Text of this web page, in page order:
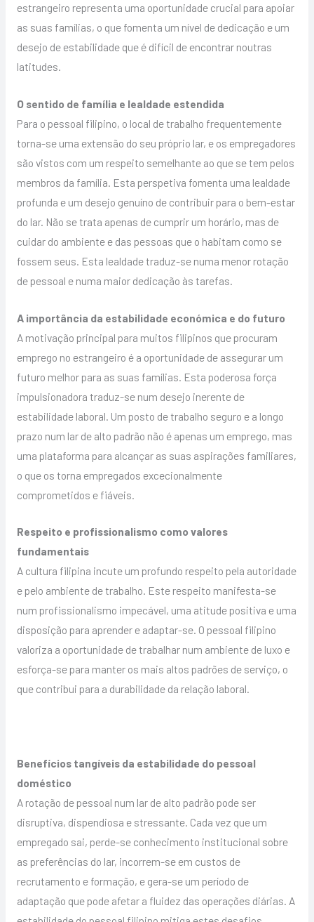
estrangeiro representa uma oportunidade crucial para apoiar
as suas famílias, o que fomenta um nível de dedicação e um
desejo de estabilidade que é difícil de encontrar noutras
latitudes.
O sentido de família e lealdade estendida
Para o pessoal filipino, o local de trabalho frequentemente
torna-se uma extensão do seu próprio lar, e os empregadores
são vistos com um respeito semelhante ao que se tem pelos
membros da família. Esta perspetiva fomenta uma lealdade
profunda e um desejo genuíno de contribuir para o bem-estar
do lar. Não se trata apenas de cumprir um horário, mas de
cuidar do ambiente e das pessoas que o habitam como se
fossem seus. Esta lealdade traduz-se numa menor rotação
de pessoal e numa maior dedicação às tarefas.
A importância da estabilidade económica e do futuro
A motivação principal para muitos filipinos que procuram
emprego no estrangeiro é a oportunidade de assegurar um
futuro melhor para as suas famílias. Esta poderosa força
impulsionadora traduz-se num desejo inerente de
estabilidade laboral. Um posto de trabalho seguro e a longo
prazo num lar de alto padrão não é apenas um emprego, mas
uma plataforma para alcançar as suas aspirações familiares,
o que os torna empregados excecionalmente
comprometidos e fiáveis.
Respeito e profissionalismo como valores
fundamentais
A cultura filipina incute um profundo respeito pela autoridade
e pelo ambiente de trabalho. Este respeito manifesta-se
num profissionalismo impecável, uma atitude positiva e uma
disposição para aprender e adaptar-se. O pessoal filipino
valoriza a oportunidade de trabalhar num ambiente de luxo e
esforça-se para manter os mais altos padrões de serviço, o
que contribui para a durabilidade da relação laboral.
Benefícios tangíveis da estabilidade do pessoal
doméstico
A rotação de pessoal num lar de alto padrão pode ser
disruptiva, dispendiosa e stressante. Cada vez que um
empregado sai, perde-se conhecimento institucional sobre
as preferências do lar, incorrem-se em custos de
recrutamento e formação, e gera-se um período de
adaptação que pode afetar a fluidez das operações diárias. A